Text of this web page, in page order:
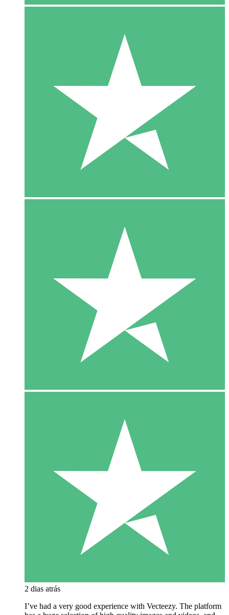
2 dias atrás
I’ve had a very good experience with Vecteezy. The platform